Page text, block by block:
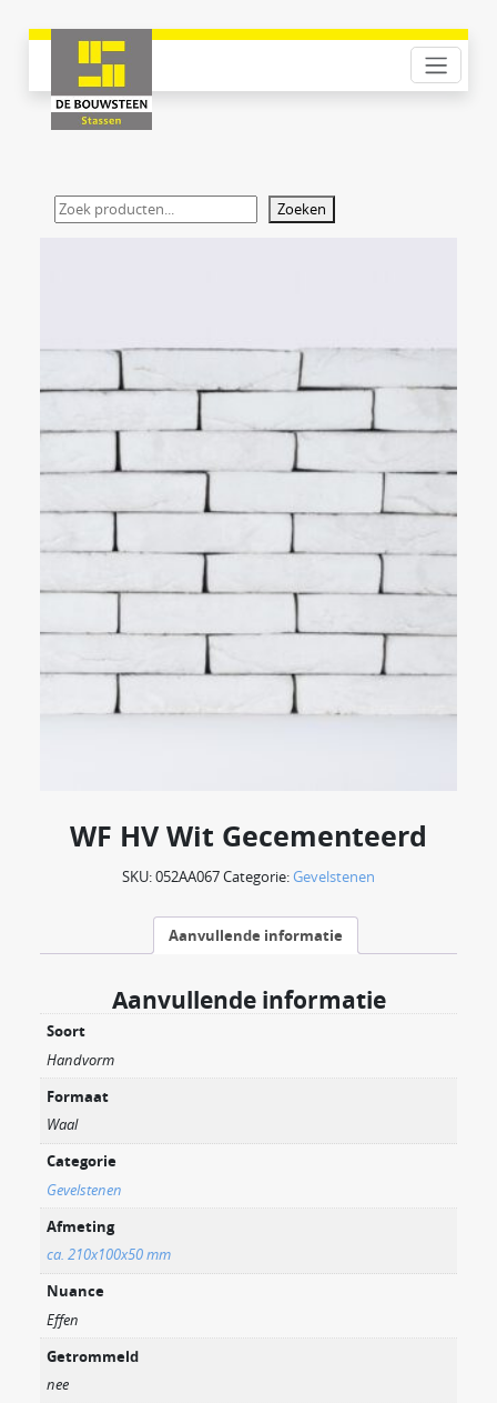
Zoeken
WF HV Wit Gecementeerd
SKU:052AA067Categorie:Gevelstenen
Aanvullende informatie
Aanvullende informatie
Soort
Handvorm
Formaat
Waal
Categorie
Gevelstenen
Afmeting
ca. 210x100x50 mm
Nuance
Effen
Getrommeld
nee